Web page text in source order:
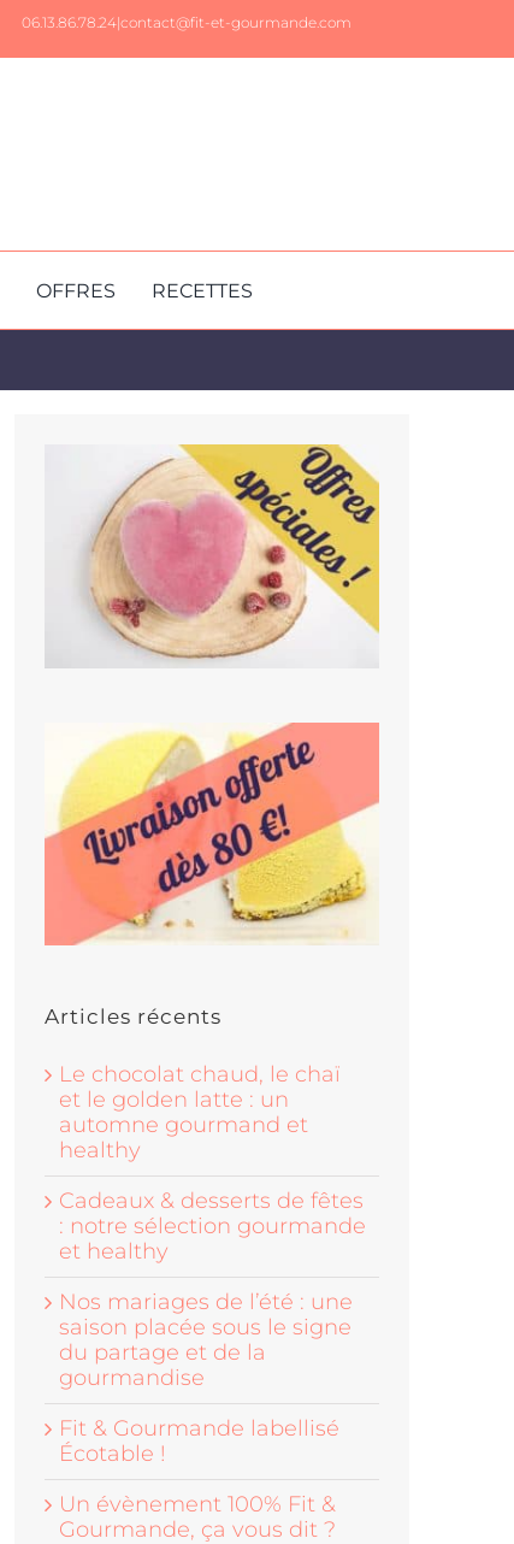
06.13.86.78.24|contact@fit-et-gourmande.com
OFFRES RECETTES
Articles récents
Le chocolat chaud, le chaï
et le golden latte : un
automne gourmand et
healthy
Cadeaux & desserts de fêtes
: notre sélection gourmande
et healthy
Nos mariages de l’été : une
saison placée sous le signe
du partage et de la
gourmandise
Fit & Gourmande labellisé
Écotable !
Un évènement 100% Fit &
Gourmande, ça vous dit ?